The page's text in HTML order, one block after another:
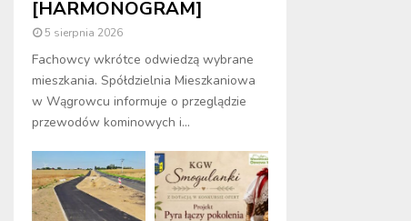
[HARMONOGRAM]
5 sierpnia 2026
Fachowcy wkrótce odwiedzą wybrane
mieszkania. Spółdzielnia Mieszkaniowa
w Wągrowcu informuje o przeglądzie
przewodów kominowych i...